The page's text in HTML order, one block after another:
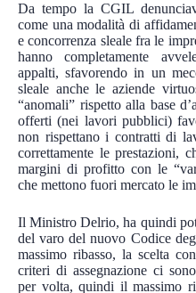
Da tempo la CGIL
come una modalità di
e concorrenza sleale fra le
hanno completamente
appalti, sfavorendo in un
sleale anche le aziende
“anomali” rispetto alla base
offerti (nei lavori pubblici)
non rispettano i contratti di
correttamente le prestazioni,
margini di profitto con le
che mettono fuori mercato le
Il Ministro Delrio, ha quindi
del varo del nuovo Codice
massimo ribasso, la scelta
criteri di assegnazione ci
per volta, quindi il massimo